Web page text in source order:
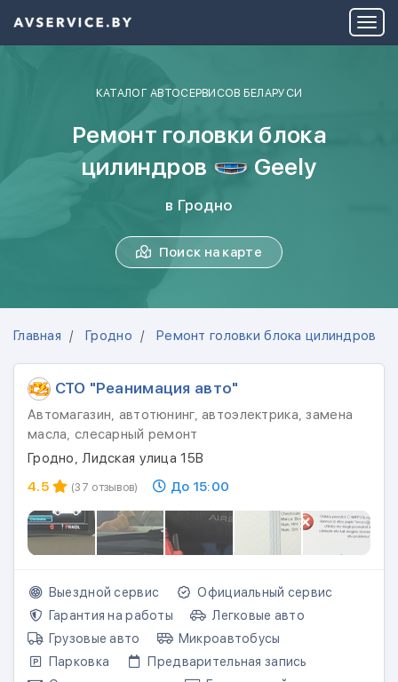
КАТАЛОГ АВТОСЕРВИСОВ БЕЛАРУСИ
Ремонт головки блока
цилиндров
Geely
в Гродно
Поиск на карте
Главная Гродно Ремонт головки блока цилиндров
СТО "Реанимация авто"
Автомагазин, автотюнинг, автоэлектрика, замена
масла, слесарный ремонт
Гродно, Лидская улица 15В
4.5
(37 отзывов) До 15:00
Выездной сервис
Официальный сервис
Гарантия на работы
Легковые авто
Грузовые авто
Микроавтобусы
Парковка
Предварительная запись